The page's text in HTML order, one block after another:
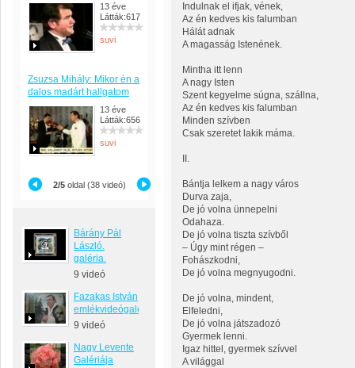
13 éve
Látták:617
suvi
Zsuzsa Mihály: Mikor én a
dalos madárt hallgatom
13 éve
Látták:656
suvi
2/5 oldal (38 videó)
Bárány Pál
László.
galéria.
9 videó
Fazakas István
emlékvideógaléria
9 videó
Nagy Levente
Galériája
Indulnak el ifjak, vének,
Az én kedves kis falumban
Hálát adnak
A magasság Istenének.
Mintha itt lenn
A nagy Isten
Szent kegyelme súgna, szállna,
Az én kedves kis falumban
Minden szívben
Csak szeretet lakik máma.
II.
Bántja lelkem a nagy város
Durva zaja,
De jó volna ünnepelni
Odahaza.
De jó volna tiszta szívből
– Úgy mint régen –
Fohászkodni,
De jó volna megnyugodni.
De jó volna, mindent,
Elfeledni,
De jó volna játszadozó
Gyermek lenni.
Igaz hittel, gyermek szívvel
A világgal